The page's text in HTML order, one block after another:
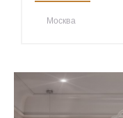
Москва